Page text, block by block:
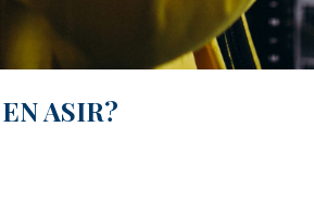
ASIR?